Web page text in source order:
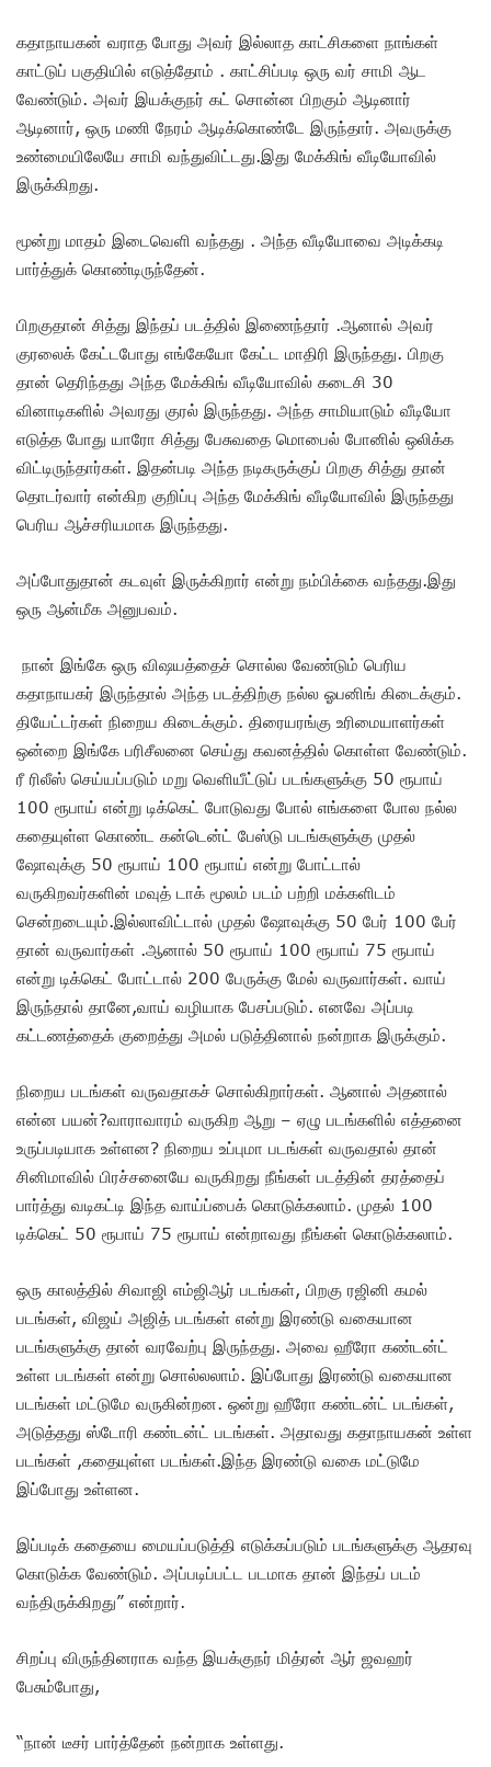
கதாநாயகன் வராத போது அவர் இல்லாத காட்சிகளை நாங்கள்
காட்டுப் பகுதியில் எடுத்தோம் . காட்சிப்படி ஒரு வர் சாமி ஆட
வேண்டும். அவர் இயக்குநர் கட் சொன்ன பிறகும் ஆடினார்
ஆடினார், ஒரு மணி நேரம் ஆடிக்கொண்டே இருந்தார். அவருக்கு
உண்மையிலேயே சாமி வந்துவிட்டது.இது மேக்கிங் வீடியோவில்
இருக்கிறது.
மூன்று மாதம் இடைவெளி வந்தது . அந்த வீடியோவை அடிக்கடி
பார்த்துக் கொண்டிருந்தேன்.
பிறகுதான் சித்து இந்தப் படத்தில் இணைந்தார் .ஆனால் அவர்
குரலைக் கேட்டபோது எங்கேயோ கேட்ட மாதிரி இருந்தது. பிறகு
தான் தெரிந்தது அந்த மேக்கிங் வீடியோவில் கடைசி 30
வினாடிகளில் அவரது குரல் இருந்தது. அந்த சாமியாடும் வீடியோ
எடுத்த போது யாரோ சித்து பேசுவதை மொபைல் போனில் ஒலிக்க
விட்டிருந்தார்கள். இதன்படி அந்த நடிகருக்குப் பிறகு சித்து தான்
தொடர்வார் என்கிற குறிப்பு அந்த மேக்கிங் வீடியோவில் இருந்தது
பெரிய ஆச்சரியமாக இருந்தது.
அப்போதுதான் கடவுள் இருக்கிறார் என்று நம்பிக்கை வந்தது.இது
ஒரு ஆன்மீக அனுபவம்.
நான் இங்கே ஒரு விஷயத்தைச் சொல்ல வேண்டும் பெரிய
கதாநாயகர் இருந்தால் அந்த படத்திற்கு நல்ல ஓபனிங் கிடைக்கும்.
தியேட்டர்கள் நிறைய கிடைக்கும். திரையரங்கு உரிமையாளர்கள்
ஒன்றை இங்கே பரிசீலனை செய்து கவனத்தில் கொள்ள வேண்டும்.
ரீ ரிலீஸ் செய்யப்படும் மறு வெளியீட்டுப் படங்களுக்கு 50 ரூபாய்
100 ரூபாய் என்று டிக்கெட் போடுவது போல் எங்களை போல நல்ல
கதையுள்ள கொண்ட கன்டென்ட் பேஸ்டு படங்களுக்கு முதல்
ஷோவுக்கு 50 ரூபாய் 100 ரூபாய் என்று போட்டால்
வருகிறவர்களின் மவுத் டாக் மூலம் படம் பற்றி மக்களிடம்
சென்றடையும்.இல்லாவிட்டால் முதல் ஷோவுக்கு 50 பேர் 100 பேர்
தான் வருவார்கள் .ஆனால் 50 ரூபாய் 100 ரூபாய் 75 ரூபாய்
என்று டிக்கெட் போட்டால் 200 பேருக்கு மேல் வருவார்கள். வாய்
இருந்தால் தானே,வாய் வழியாக பேசப்படும். எனவே அப்படி
கட்டணத்தைக் குறைத்து அமல் படுத்தினால் நன்றாக இருக்கும்.
நிறைய படங்கள் வருவதாகச் சொல்கிறார்கள். ஆனால் அதனால்
என்ன பயன்?வாராவாரம் வருகிற ஆறு – ஏழு படங்களில் எத்தனை
உருப்படியாக உள்ளன? நிறைய உப்புமா படங்கள் வருவதால் தான்
சினிமாவில் பிரச்சனையே வருகிறது நீங்கள் படத்தின் தரத்தைப்
பார்த்து வடிகட்டி இந்த வாய்ப்பைக் கொடுக்கலாம். முதல் 100
டிக்கெட் 50 ரூபாய் 75 ரூபாய் என்றாவது நீங்கள் கொடுக்கலாம்.
ஒரு காலத்தில் சிவாஜி எம்ஜிஆர் படங்கள், பிறகு ரஜினி கமல்
படங்கள், விஜய் அஜித் படங்கள் என்று இரண்டு வகையான
படங்களுக்கு தான் வரவேற்பு இருந்தது. அவை ஹீரோ கண்டன்ட்
உள்ள படங்கள் என்று சொல்லலாம். இப்போது இரண்டு வகையான
படங்கள் மட்டுமே வருகின்றன. ஒன்று ஹீரோ கண்டன்ட் படங்கள்,
அடுத்தது ஸ்டோரி கண்டன்ட் படங்கள். அதாவது கதாநாயகன் உள்ள
படங்கள் ,கதையுள்ள படங்கள்.இந்த இரண்டு வகை மட்டுமே
இப்போது உள்ளன.
இப்படிக் கதையை மையப்படுத்தி எடுக்கப்படும் படங்களுக்கு ஆதரவு
கொடுக்க வேண்டும். அப்படிப்பட்ட படமாக தான் இந்தப் படம்
வந்திருக்கிறது” என்றார்.
சிறப்பு விருந்தினராக வந்த இயக்குநர் மித்ரன் ஆர் ஜவஹர்
பேசும்போது,
“நான் டீசர் பார்த்தேன் நன்றாக உள்ளது.